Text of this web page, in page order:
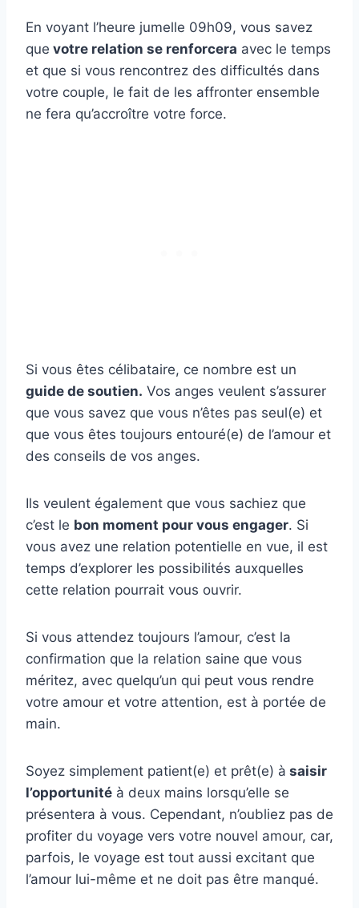
En voyant l’heure jumelle 09h09, vous savez
que votre relation se renforcera avec le temps
et que si vous rencontrez des difficultés dans
votre couple, le fait de les affronter ensemble
ne fera qu’accroître votre force.
Si vous êtes célibataire, ce nombre est un
guide de soutien. Vos anges veulent s’assurer
que vous savez que vous n’êtes pas seul(e) et
que vous êtes toujours entouré(e) de l’amour et
des conseils de vos anges.
Ils veulent également que vous sachiez que
c’est le bon moment pour vous engager. Si
vous avez une relation potentielle en vue, il est
temps d’explorer les possibilités auxquelles
cette relation pourrait vous ouvrir.
Si vous attendez toujours l’amour, c’est la
confirmation que la relation saine que vous
méritez, avec quelqu’un qui peut vous rendre
votre amour et votre attention, est à portée de
main.
Soyez simplement patient(e) et prêt(e) à saisir
l’opportunité à deux mains lorsqu’elle se
présentera à vous. Cependant, n’oubliez pas de
profiter du voyage vers votre nouvel amour, car,
parfois, le voyage est tout aussi excitant que
l’amour lui-même et ne doit pas être manqué.